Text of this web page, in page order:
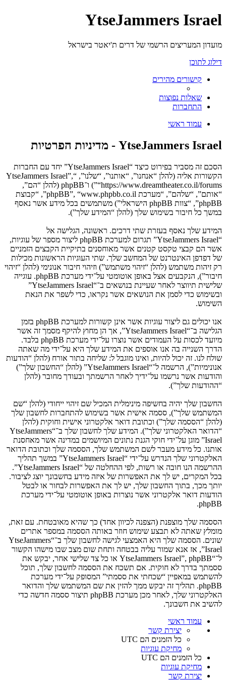
YtseJammers Israel
מועדון המעריצים הרשמי של דרים ת'יאטר בישראל
דילוג לתוכן
קישורים מהירים
שאלות נפוצות
התחברות
עמוד ראשי
YtseJammers Israel - מדיניות הפרטיות
הסכם זה מסביר בפירוט כיצד “YtseJammers Israel” יחד עם החברות
הקשורות אליה (להלן “אנחנו”, “אותנו”, “שלנו”, “YtseJammers Israel”,
“https://www.dreamtheater.co.il/forums”) ו־phpBB (להלן “הם”,
“אותם”, “שלהם”, “מערכת phpBB”, “www.phpbb.co.il”, “קבוצת
phpBB”, “צוות phpBB הישראלי”) משתמשים בכל מידע אשר נאסף
במשך כל חיבור בשימוש שלך (להלן “המידע שלך”).
המידע שלך נאסף בעזרת שתי דרכים. ראשונה, הגלישה אל
“YtseJammers Israel” תגרום למערכת phpBB ליצור מספר של עוגיות,
אשר הם קבצי טקסט קטנים אשר מאוחסנים בתיקיית הקבצים הזמניים
של דפדפן האינטרנט של המחשב שלך. שתי העוגיות הראשונות מכילות
רק זיהות משתמש (להלן “זיהוי משתמש”) וזיהוי חיבור אנונימי (להלן “זיהוי
חיבור”), הנקבעים אצל באופן אוטומטי על־ידי מערכת phpBB. עוגייה
שלישית תיווצר לאחר שעיינת בנושאים ב־“YtseJammers Israel”
ובשימוש כדי לסמן את הנושאים אשר נקראו, כדי לשפר את הנאת
השימוש.
אנו יכולים גם ליצור עוגיות אשר אינן קשורות למערכת phpBB בזמן
הגלישה ב־“YtseJammers Israel”, אך הן מחוץ להיקף מסמך זה אשר
מיועד לכסות על העמודים אשר נוצרו על־ידי מערכת phpBB בלבד.
הדרך השנייה בה אנו אוספים את המידע שלך היא על־ידי מה שאתה
שולח לנו. זה יכול להיות, ואינו מוגבל ל: שליחה בתור אורח (להלן “הודעות
אנונימיות”), הרשמה ל־“YtseJammers Israel” (להלן “החשבון שלך”)
והודעות אשר נרשמו על־ידיך לאחר הרשמתך ובעודך מחובר (להלן
“ההודעות שלך”).
החשבון שלך יהיה בחשיפה מינימלית המכיל שם זיהוי ייחודי (להלן “שם
המשתמש שלך”), ססמה אישית אשר בשימוש להתחברות לחשבון שלך
(להלן “הססמה שלך”) וכתובת דואר אלקטרוני אישית וחוקית (להלן
“הדואר האלקטרוני שלך”). המידע שלך לחשבון שלך ב־“YtseJammers
Israel” מוגן על־ידי חוקי הגנת נתונים המיושמים במדינה אשר מאחסנת
אותנו. כל מידע מעבר לשם המשתמש שלך, הססמה שלך וכתובת הדואר
האלקטרוני שלך הנדרש על־ידי “YtseJammers Israel” במשך תהליך
ההרשמה הנו חובה או רשות, לפי ההחלטה של “YtseJammers Israel”.
בכל המקרים, יש לך את האפשרות של איזה מידע בחשבונך יוצג לציבור.
יותך מכך, בתוך החשבון שלך, יש לך את האפשרות לבחור או לבטל
הודעות דואר אלקטרוני אשר נוצרות באופן אוטומטי על־ידי מערכת
phpBB.
הססמה שלך מוצפנת (הצפנה לכיוון אחד) כך שהיא מאובטחת. עם זאת,
מומלץ שאתה לא תבצע שימוש חוזר באותה הססמה במספר אתרים
שונים. הססמה שלך היא האמצעי לגישה לחשבון שלך ב־“YtseJammers
Israel”, אז אנא שמור עליה בבטחה ותחת שום מצב שבו מישהו הקשור
ל־“YtseJammers Israel”, phpBB או כל צד שלישי אחר, יבקש את
ססמתך בדרך לא חוקית. אם תשכח את הססמה לחשבון שלך, תוכל
להשתמש במאפיין “שכחתי את ססמתי” המסופק על־ידי מערכת
phpBB. תהליך זה יבקש ממך להזין את שם המשתמש שלך והדואר
האלקטרוני שלך, לאחר מכן מערכת phpBB תיצור ססמה חדשה כדי
להשיב את חשבונך.
עמוד ראשי
יצירת קשר
כל הזמנים הם UTC
מחיקת עוגיות
כל הזמנים הם UTC
מחיקת עוגיות
יצירת קשר